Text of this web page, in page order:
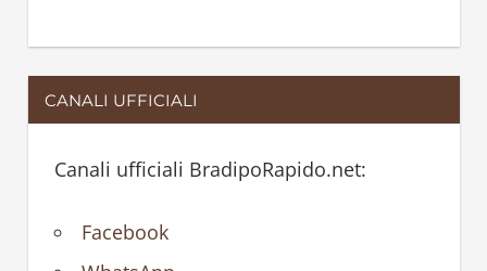
CANALI UFFICIALI
Canali ufficiali BradipoRapido.net:
Facebook